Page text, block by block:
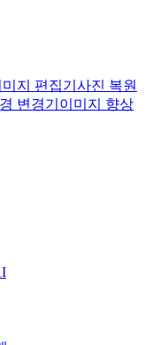
지 편집기 사진 복원
변경기 이미지 향상